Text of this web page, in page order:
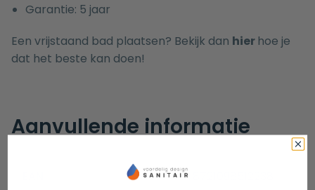
Garantie: 5 jaar
Een vrijstaand bad plaatsen? Bekijk dan hier hoe je
dat het beste kan doen!
Aanvullende informatie